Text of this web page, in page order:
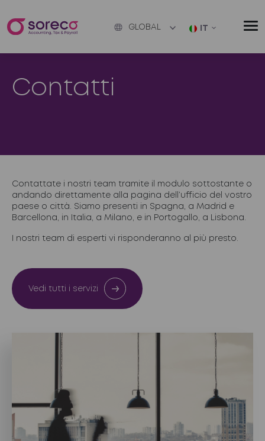
GLOBAL IT
Contatti
Contattate i nostri team tramite il modulo sottostante o
andando direttamente alla pagina dell’ufficio del vostro
paese o città. Siamo presenti in Spagna, a Madrid e
Barcellona, in Italia, a Milano, e in Portogallo, a Lisbona.
I nostri team di esperti vi risponderanno al più presto.
Vedi tutti i servizi